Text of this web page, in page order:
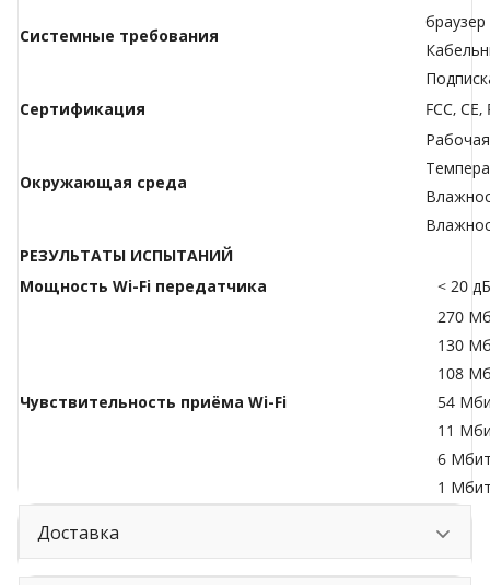
Системные требования
Сертификация
FCC, CE,
Окружающая среда
РЕЗУЛЬТАТЫ ИСПЫТАНИЙ
Мощность Wi-Fi передатчика
< 20
Чувствительность приёма Wi-Fi
270
130
108
54
11
6
1
Доставка